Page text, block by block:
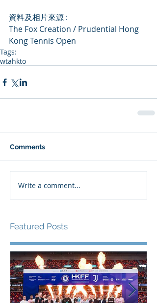
資料及相片來源 :
The Fox Creation / Prudential Hong
Kong Tennis Open
Tags:
wtahkto
Comments
Write a comment...
Featured Posts